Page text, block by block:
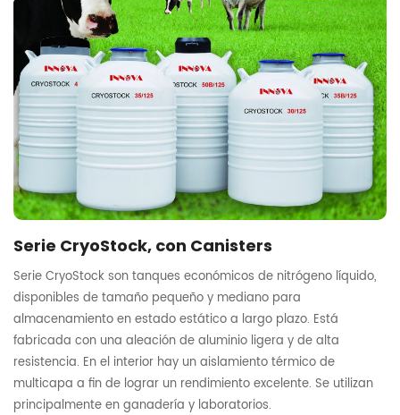
Serie CryoStock, con Canisters
Serie CryoStock son tanques económicos de nitrógeno líquido,
disponibles de tamaño pequeño y mediano para
almacenamiento en estado estático a largo plazo. Está
fabricada con una aleación de aluminio ligera y de alta
resistencia. En el interior hay un aislamiento térmico de
multicapa a fin de lograr un rendimiento excelente. Se utilizan
principalmente en ganadería y laboratorios.